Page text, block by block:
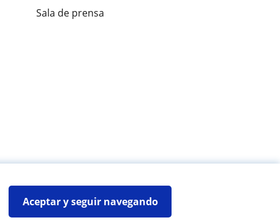
Aceptar y seguir navegando
Sala de prensa
Mapa web:Profesores particulares